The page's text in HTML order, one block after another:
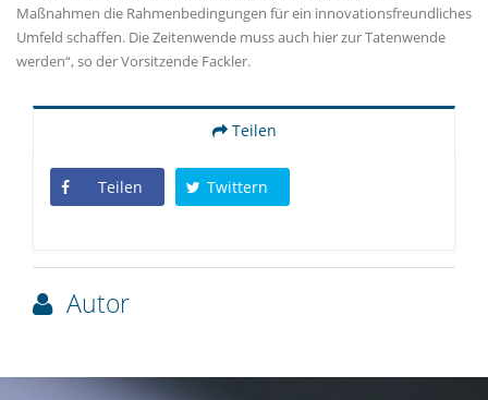
Maßnahmen die Rahmenbedingungen für ein innovationsfreundliches
Umfeld schaffen. Die Zeitenwende muss auch hier zur Tatenwende
werden“, so der Vorsitzende Fackler.
Teilen
Teilen Twittern
Autor